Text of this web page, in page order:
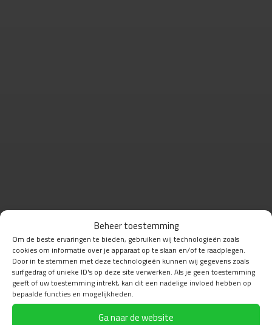
Beheer toestemming
Om de beste ervaringen te bieden, gebruiken wij technologieën zoals
cookies om informatie over je apparaat op te slaan en/of te raadplegen.
Door in te stemmen met deze technologieën kunnen wij gegevens zoals
surfgedrag of unieke ID's op deze site verwerken. Als je geen toestemming
geeft of uw toestemming intrekt, kan dit een nadelige invloed hebben op
bepaalde functies en mogelijkheden.
Ga naar de website